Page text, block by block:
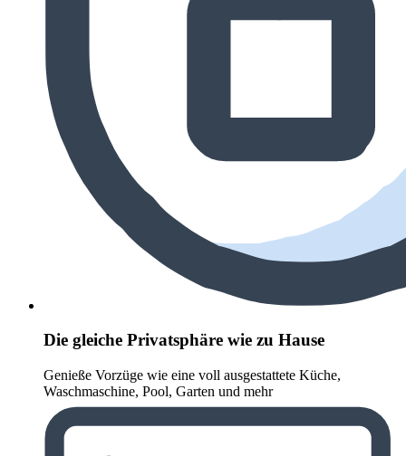
Die gleiche Privatsphäre wie zu Hause
Genieße Vorzüge wie eine voll ausgestattete Küche,
Waschmaschine, Pool, Garten und mehr